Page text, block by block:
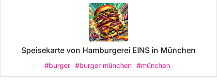
Speisekarte von Hamburgerei EINS in München
#burger #burger münchen #münchen